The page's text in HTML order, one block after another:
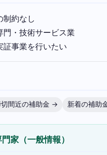
制約なし
門・技術サービス業
証事業を行いたい
間近の補助金 → 新着の補助
家（一般情報）